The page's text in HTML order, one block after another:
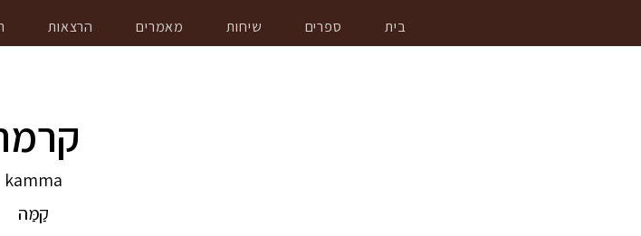
בית ספרים שיחות מאמרים הרצאות
kamma
קַמַּה